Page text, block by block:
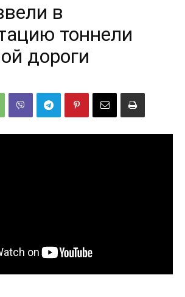
района
в
тоннели
дороги